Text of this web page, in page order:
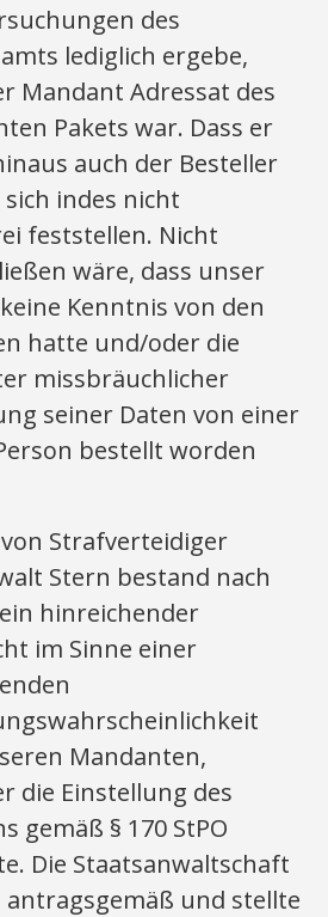
des
lediglich ergebe,
Mandant Adressat des
Pakets war. Dass er
auch der Besteller
indes nicht
feststellen. Nicht
wäre, dass unser
Kenntnis von den
hatte und/oder die
missbräuchlicher
seiner Daten von einer
bestellt worden
Strafverteidiger
Stern bestand nach
hinreichender
im Sinne einer
Mandanten,
die Einstellung des
gemäß § 170 StPO
Die Staatsanwaltschaft
antragsgemäß und stellte